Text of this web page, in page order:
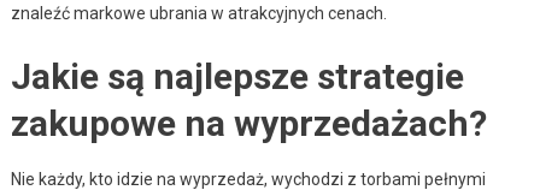
znaleźć markowe ubrania w atrakcyjnych cenach.
Jakie są najlepsze strategie
zakupowe na wyprzedażach?
Nie każdy, kto idzie na wyprzedaż, wychodzi z torbami pełnymi